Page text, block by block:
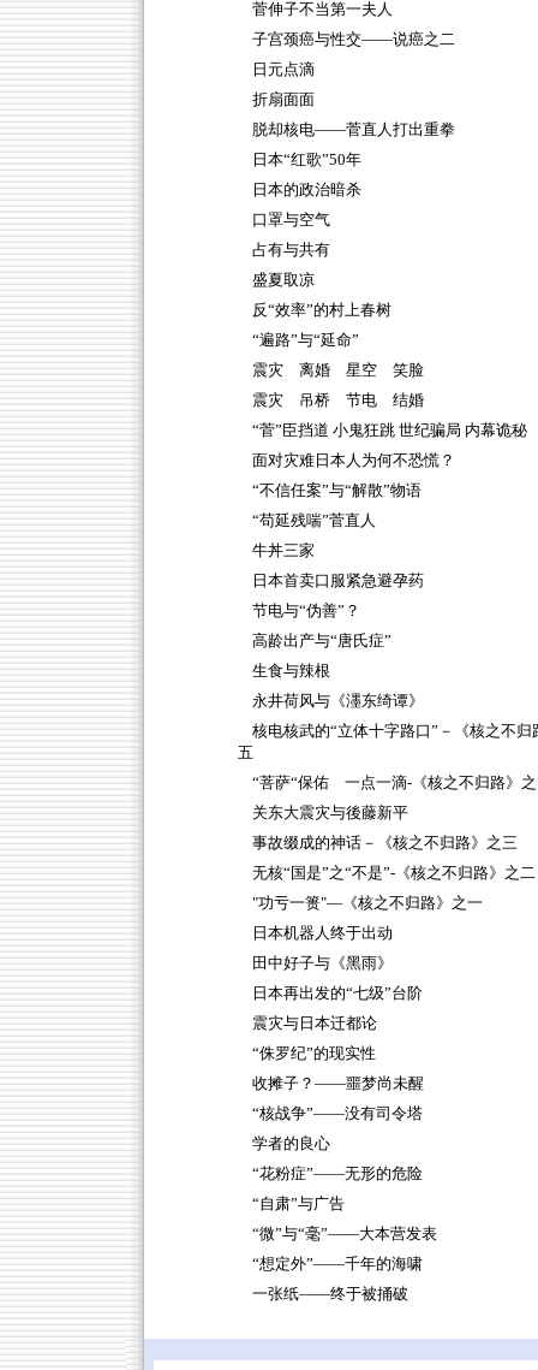
菅伸子不当第一夫人
子宫颈癌与性交——说癌之二
日元点滴
折扇面面
脱却核电——菅直人打出重拳
日本“红歌”50年
日本的政治暗杀
口罩与空气
占有与共有
盛夏取凉
反“效率”的村上春树
“遍路”与“延命”
震灾 离婚 星空 笑脸
震灾 吊桥 节电 结婚
“菅”臣挡道 小鬼狂跳 世纪骗局 内幕诡秘
面对灾难日本人为何不恐慌？
“不信任案”与“解散”物语
“苟延残喘”菅直人
牛丼三家
日本首卖口服紧急避孕药
节电与“伪善”？
高龄出产与“唐氏症”
生食与辣根
永井荷风与《濹东绮谭》
核电核武的“立体十字路口”－《核之不归
五
“菩萨“保佑 一点一滴-《核之不归路》
关东大震灾与後藤新平
事故缀成的神话－《核之不归路》之三
无核“国是”之“不是”-《核之不归路》之二
"功亏一篑"—《核之不归路》之一
日本机器人终于出动
田中好子与《黑雨》
日本再出发的“七级”台阶
震灾与日本迁都论
“侏罗纪”的现实性
收摊子？——噩梦尚未醒
“核战争”——没有司令塔
学者的良心
“花粉症”——无形的危险
“自肃”与广告
“微”与“毫”——大本营发表
“想定外”——千年的海啸
一张纸——终于被捅破